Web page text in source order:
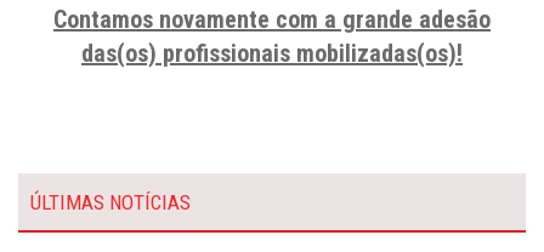
Contamos novamente com a grande adesão
das(os) profissionais mobilizadas(os)!
ÚLTIMAS NOTÍCIAS